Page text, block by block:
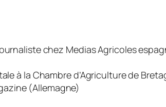
chez Medias Agricoles
à la Chambre d’Agriculture de
(Allemagne)